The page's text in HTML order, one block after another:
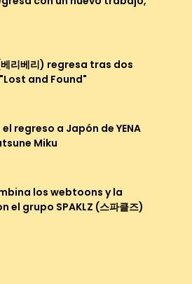
(베리베리) regresa tras dos
and Found"
el regreso a Japón de YENA
Miku
los webtoons y la
el grupo SPAKLZ (스파클즈)